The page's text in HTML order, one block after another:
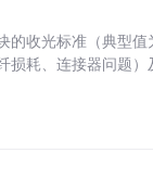
收光标准（典型值
损耗、连接器问题